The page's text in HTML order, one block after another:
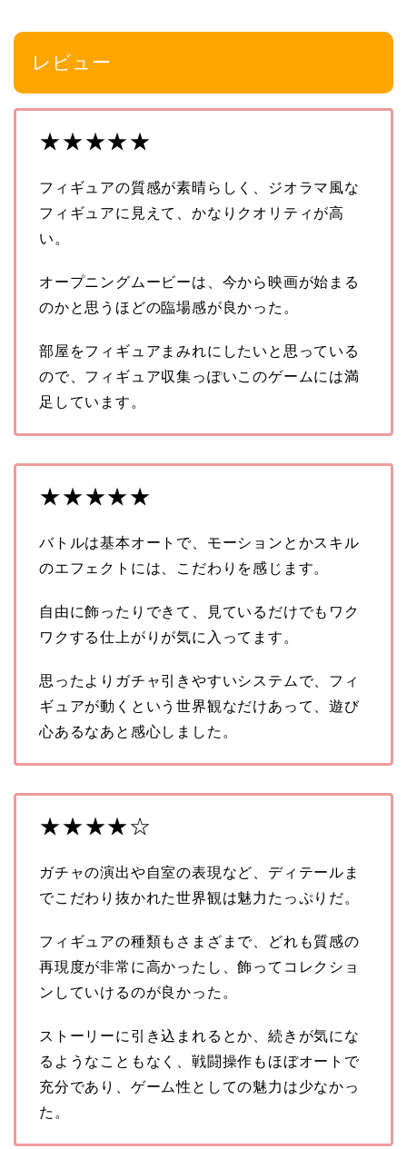
レビュー
★★★★★
フィギュアの質感が素晴らしく、ジオラマ風な
フィギュアに見えて、かなりクオリティが高
い。
オープニングムービーは、今から映画が始まる
のかと思うほどの臨場感が良かった。
部屋をフィギュアまみれにしたいと思っている
ので、フィギュア収集っぽいこのゲームには満
足しています。
★★★★★
バトルは基本オートで、モーションとかスキル
のエフェクトには、こだわりを感じます。
自由に飾ったりできて、見ているだけでもワク
ワクする仕上がりが気に入ってます。
思ったよりガチャ引きやすいシステムで、フィ
ギュアが動くという世界観なだけあって、遊び
心あるなあと感心しました。
★★★★☆
ガチャの演出や自室の表現など、ディテールま
でこだわり抜かれた世界観は魅力たっぷりだ。
フィギュアの種類もさまざまで、どれも質感の
再現度が非常に高かったし、飾ってコレクショ
ンしていけるのが良かった。
ストーリーに引き込まれるとか、続きが気にな
るようなこともなく、戦闘操作もほぼオートで
充分であり、ゲーム性としての魅力は少なかっ
た。